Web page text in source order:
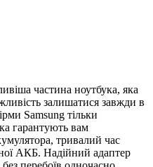
частина ноутбука, яка
залишатися завжди в
Samsung тільки
гарантують вам
тривалий час
АКБ. Надійний адаптер